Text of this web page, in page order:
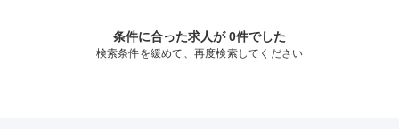
条件に合った求人が 0件でした
検索条件を緩めて、再度検索してください